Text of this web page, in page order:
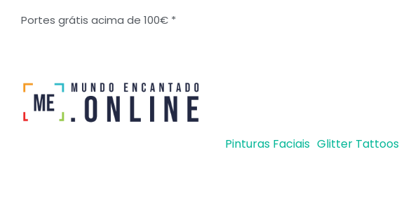
para
Portes grátis acima de 100€ *
Pinturas Faciais Glitter Tattoos